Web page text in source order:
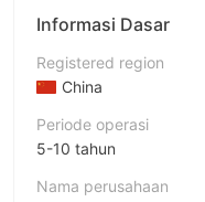
Informasi Dasar
Registered region
China
Periode operasi
5-10 tahun
Nama perusahaan